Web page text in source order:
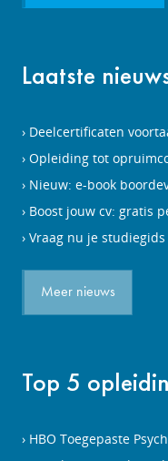
Laatste
Deelcertificaten
Opleiding tot
Nieuw: e-book
Boost jouw cv: gratis
Vraag nu je
Meer nieuws
Top 5
HBO Toegepaste